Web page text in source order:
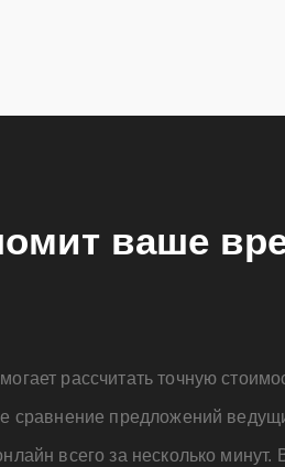
ваше
рассчитать точную
сравнение предложений
всего за несколько